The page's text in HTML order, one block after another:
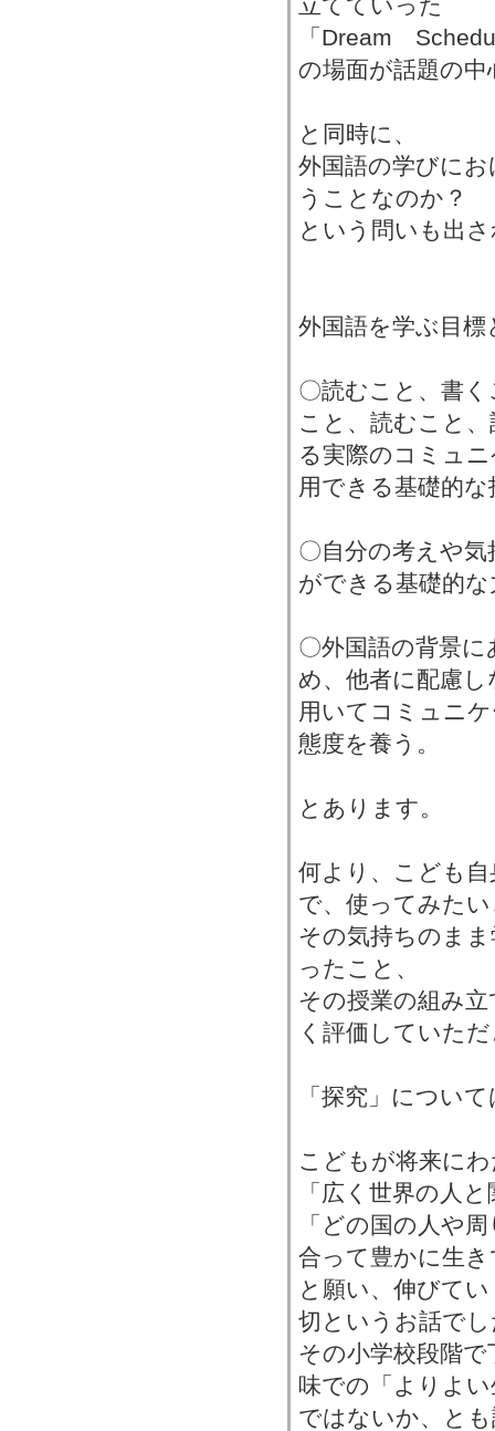
「Dream
の場面が話題の
と同時に、
外国語の学びに
うことなのか？
という問いも出
外国語を学ぶ目標
〇読むこと、書
こと、読むこと
る実際のコミュ
用できる基礎的
〇自分の考えや
ができる基礎的
〇外国語の背景
め、他者に配慮
用いてコミュニ
態度を養う。
とあります。
何より、こども
で、使ってみた
その気持ちのま
ったこと、
その授業の組み
く評価していた
「探究」につい
こどもが将来に
「広く世界の人
「どの国の人や
合って豊かに生
と願い、伸びて
切というお話で
その小学校段階
味での「よりよ
ではないか、と